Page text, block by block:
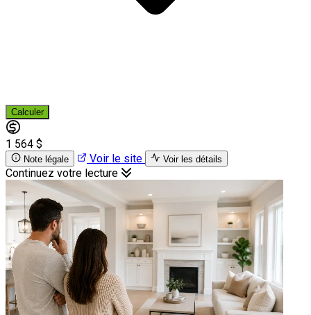
Calculer
1 564 $
Note légale Voir le site Voir les détails
Continuez votre lecture